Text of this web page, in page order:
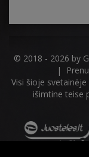
© 2018 - 2026 by
|
Visi šioje
išimtine teise